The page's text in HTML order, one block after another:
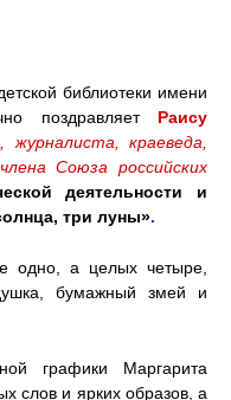
библиотеки имени
поздравляет Раису
журналиста, краеведа,
Союза российских
деятельности и
три луны».
одно, а целых четыре,
бумажный змей и
графики Маргарита
слов и ярких образов, а